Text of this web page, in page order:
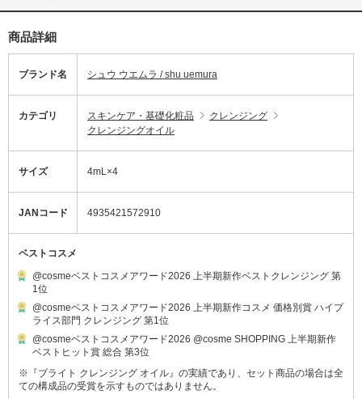
商品詳細
ブランド名 シュウ ウエムラ / shu uemura
カテゴリ スキンケア・基礎化粧品
クレンジング
クレンジングオイル
サイズ 4mL×4
JANコード 4935421572910
ベストコスメ
@cosmeベストコスメアワード2026 上半期新作ベストクレンジング 第
1位
@cosmeベストコスメアワード2026 上半期新作コスメ 価格別賞 ハイプ
ライス部門 クレンジング 第1位
@cosmeベストコスメアワード2026 @cosme SHOPPING 上半期新作
ベストヒット賞 総合 第3位
※『ブライト クレンジング オイル』の実績であり、セット商品の場合は全
ての構成品の受賞を示すものではありません。